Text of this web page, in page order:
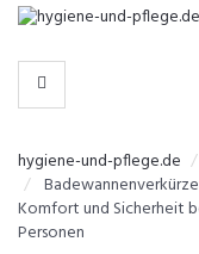
-
KATEGORIEN
hygiene-und-pflege.de
Komfort und Sicherheit
Personen